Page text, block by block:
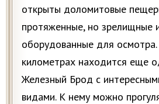
открыты доломитовые
протяженные, но зрелищные
оборудованные для осмотра.
километрах находится еще
Железный Брод с
видами. К нему можно